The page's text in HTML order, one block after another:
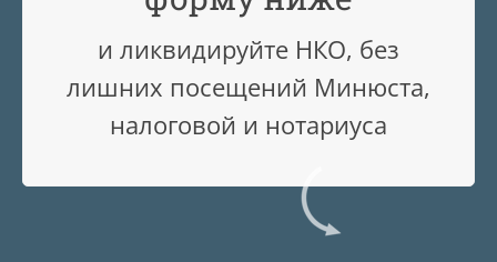
и ликвидируйте НКО, без
лишних посещений Минюста,
налоговой и нотариуса